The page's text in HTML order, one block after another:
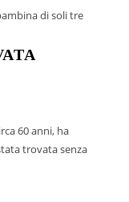
di soli tre
60 anni, ha